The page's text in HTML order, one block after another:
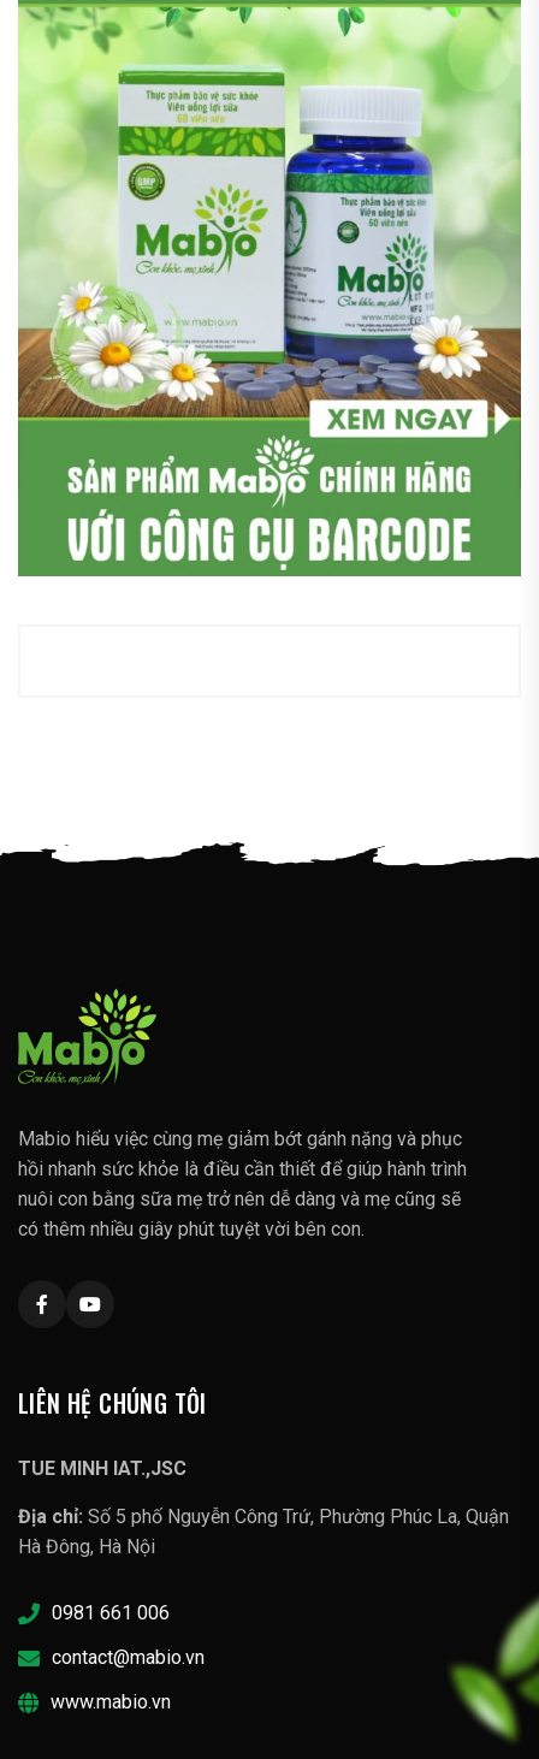
Mabio hiểu việc cùng mẹ giảm bớt gánh nặng và phục
hồi nhanh sức khỏe là điều cần thiết để giúp hành trình
nuôi con bằng sữa mẹ trở nên dễ dàng và mẹ cũng sẽ
có thêm nhiều giây phút tuyệt vời bên con.
LIÊN HỆ CHÚNG TÔI
TUE MINH IAT.,JSC
Địa chỉ: Số 5 phố Nguyễn Công Trứ, Phường Phúc La, Quận
Hà Đông, Hà Nội
0981 661 006
contact@mabio.vn
www.mabio.vn